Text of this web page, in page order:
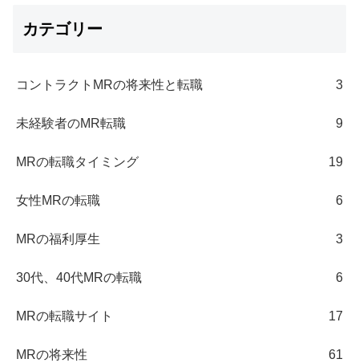
カテゴリー
コントラクトMRの将来性と転職 3
未経験者のMR転職 9
MRの転職タイミング 19
女性MRの転職 6
MRの福利厚生 3
30代、40代MRの転職 6
MRの転職サイト 17
MRの将来性 61